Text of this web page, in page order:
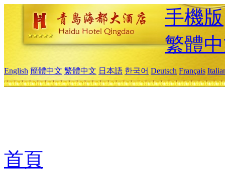
手機版
繁體
English 簡體中文 繁體中文 日本語 한국어 Deutsch Français
首頁